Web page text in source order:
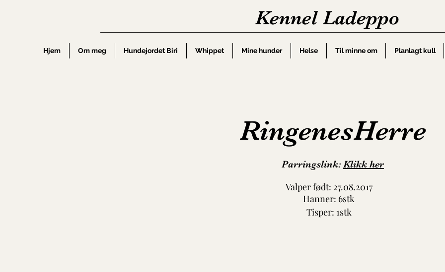
Kennel Ladeppo
Hjem Om meg Hundejordet Biri Whippet Mine hunder Helse Til minne om Planlagt kull
RingenesHerre
Parringslink: Klikk her
Valper født: 27.08.2017
Hanner: 6stk
Tisper: 1stk